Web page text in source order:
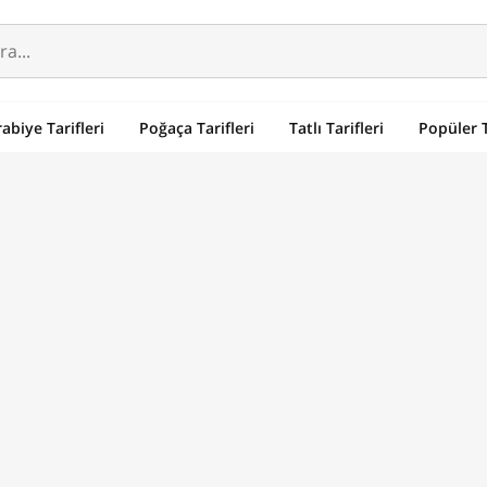
Tarifleri Poğaça Tarifleri Tatlı Tarifleri Popüler